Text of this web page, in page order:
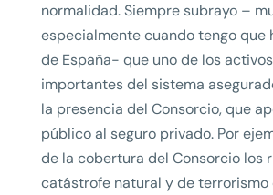
normalidad. Siempre subrayo –
especialmente cuando tengo que
de España- que uno de los
importantes del sistema
la presencia del Consorcio, que
público al seguro privado. Por
de la cobertura del Consorcio los
catástrofe natural y de terrorismo